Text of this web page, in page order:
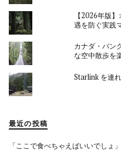
【2026年版
遇を防ぐ実践
カナダ・バン
な空中散歩を
Starlink を連
最近の投稿
「ここで食べちゃえばいいでし